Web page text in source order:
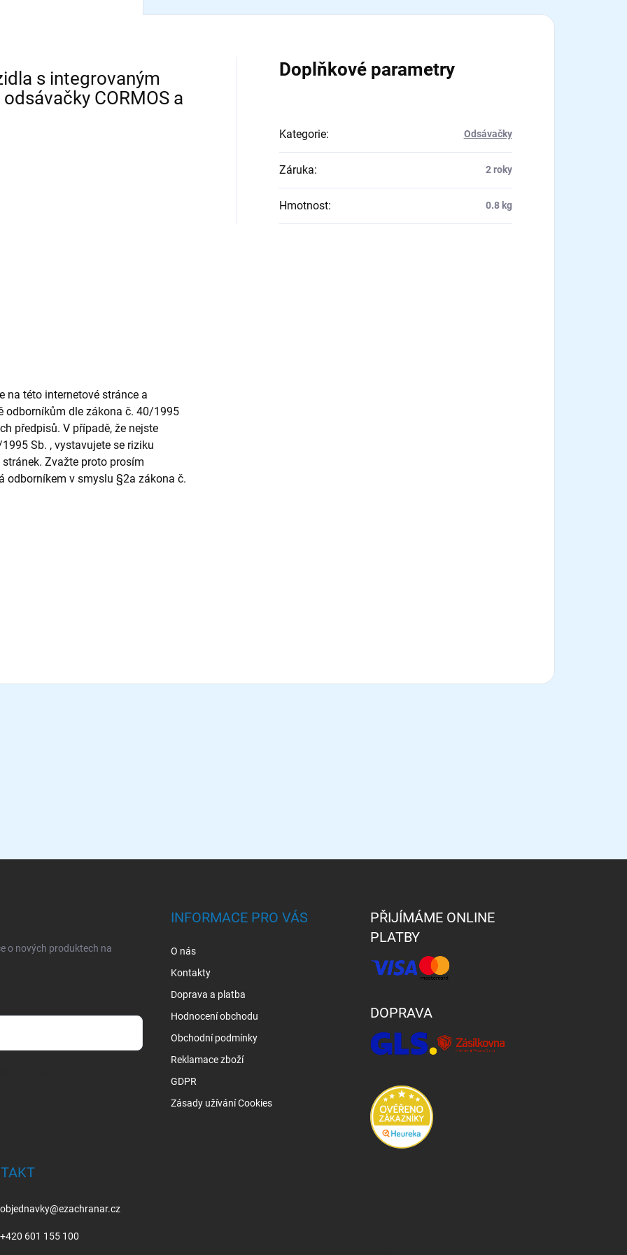
s integrovaným
CORMOS a
na této internetové stránce a
odborníkům dle zákona č. 40/1995
předpisů. V případě, že nejste
Sb. , vystavujete se riziku
Zvažte proto prosím
odborníkem v smyslu §2a zákona č.
Doplňkové parametry
Kategorie: Odsávačky
Záruka: 2 roky
Hmotnost: 0.8 kg
o nových produktech na
INFORMACE PRO VÁS
O nás
Kontakty
Doprava a platba
Hodnocení obchodu
Obchodní podmínky
Reklamace zboží
GDPR
Zásady užívání Cookies
PŘIJÍMÁME ONLINE
PLATBY
DOPRAVA
objednavky@ezachranar.cz
+420 601 155 100